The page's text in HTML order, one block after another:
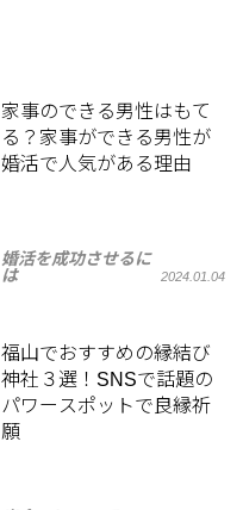
家事のできる男性はもて
る？家事ができる男性が
婚活で人気がある理由
婚活を成功させるに
は
2024.01.04
福山でおすすめの縁結び
神社３選！SNSで話題の
パワースポットで良縁祈
願